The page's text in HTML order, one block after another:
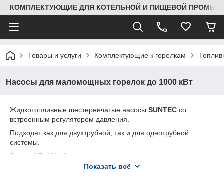
КОМПЛЕКТУЮЩИЕ ДЛЯ КОТЕЛЬНОЙ И ПИЩЕВОЙ
Товары и услуги Комплектующие к горелкам
Насосы для маломощных горелок до 1000 кВт
Жидкотопливные шестеренчатые насосы SUNTEC со
встроенным регулятором давления.
Подходят как для двухтрубной, так и для однотрубной
системы.
Серии
AE, AN - базовые модели топливных
, оснащенные регулятором давления.
Показать всё